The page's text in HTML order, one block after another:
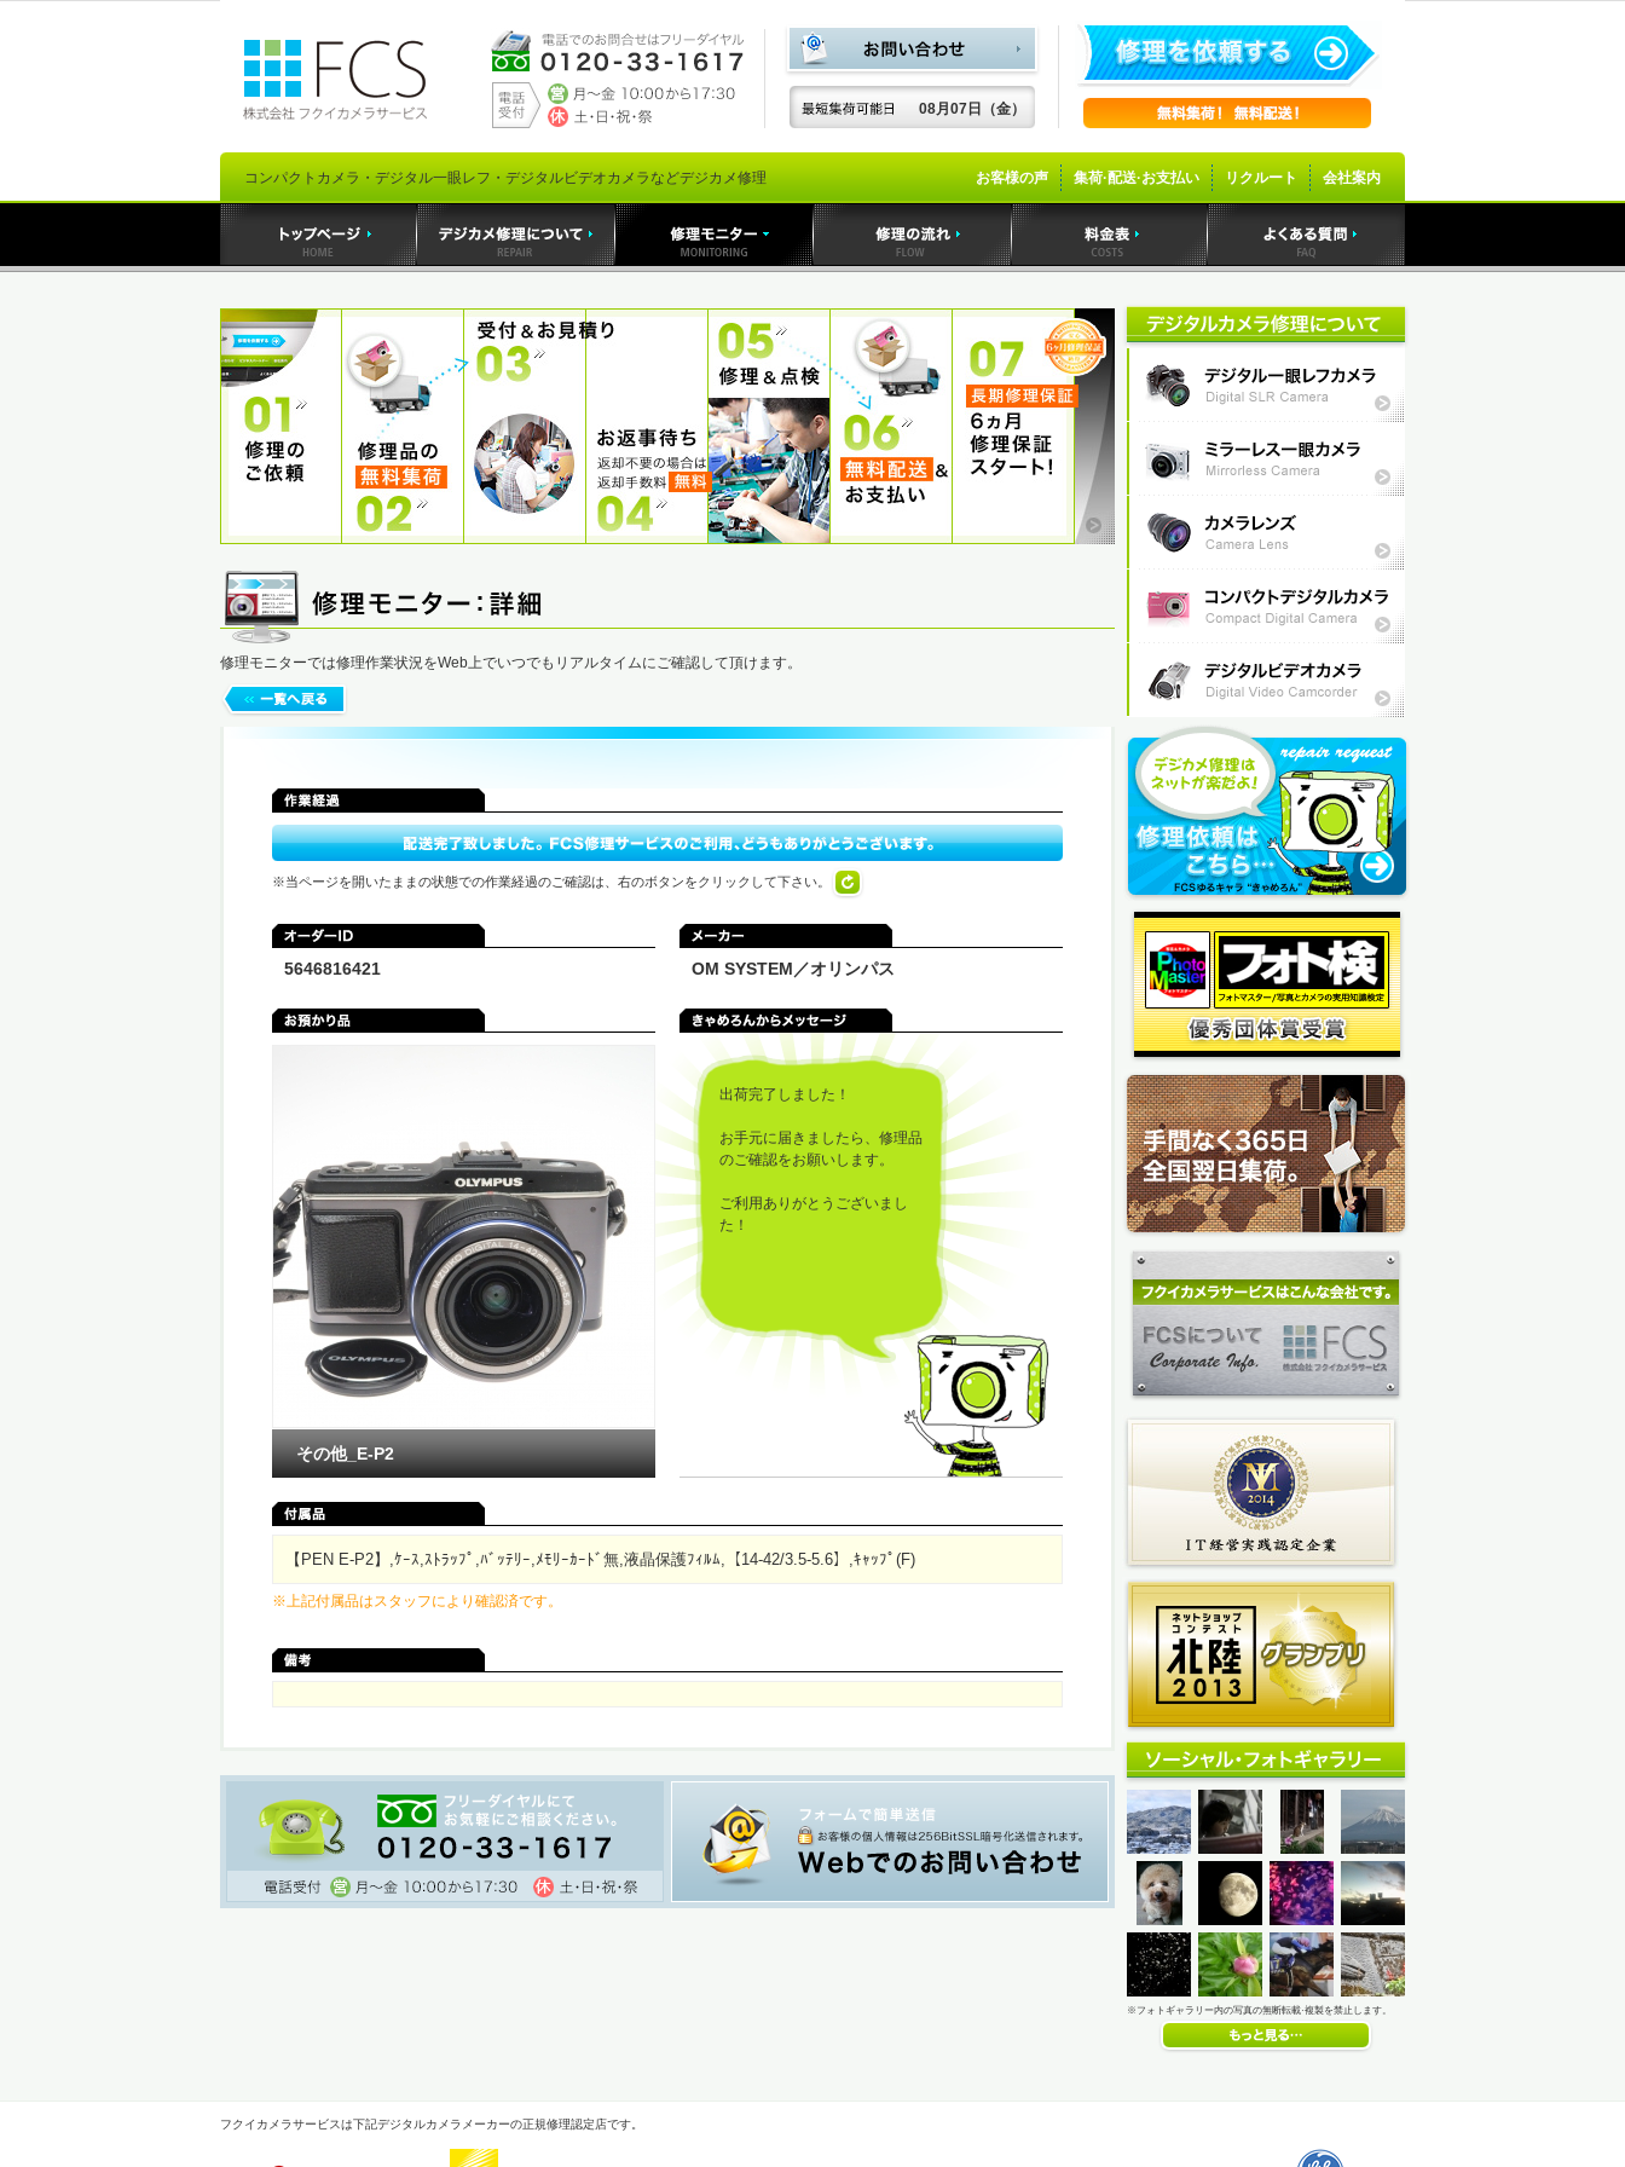
08月07日（金）
コンパクトカメラ・デジタル一眼レフ・デジタルビデオカメラなどデジカメ修理 会社案内
リクルート
集荷·配送·お支払い
お客様の声
修理モニターでは修理作業状況をWeb上でいつでもリアルタイムにご確認して頂けます。
※当ページを開いたままの状態での作業経過のご確認は、右のボタンをクリックして下さい。
5646816421 OM SYSTEM／オリンパス
出荷完了しました！
お手元に届きましたら、修理品
のご確認をお願いします。
ご利用ありがとうございまし
た！
その他_E-P2
【PEN E-P2】,ｹｰｽ,ｽﾄﾗｯﾌﾟ,ﾊﾞｯﾃﾘｰ,ﾒﾓﾘｰｶｰﾄﾞ無,液晶保護ﾌｨﾙﾑ,【14-42/3.5-5.6】,ｷｬｯﾌﾟ(F)
※上記付属品はスタッフにより確認済です。
※フォトギャラリー内の写真の無断転載·複製を禁止します。
フクイカメラサービスは下記デジタルカメラメーカーの正規修理認定店です。